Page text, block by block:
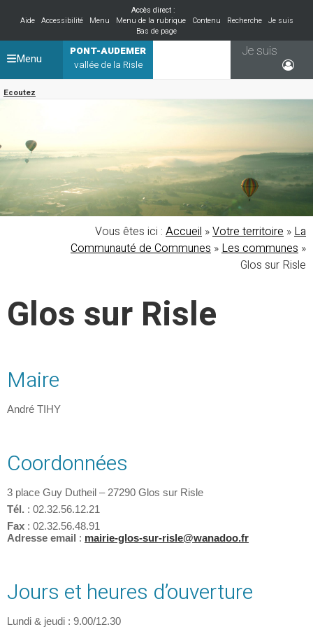
Accès direct :
Aide
Accessibilité Menu Menu de la rubrique Contenu Recherche
Je suis
Bas de page
PONT-AUDEMER
vallée de la Risle
Ecoutez
Je suis
Menu
Vous êtes ici : Accueil »Votre territoire »La
Communauté de Communes »Les communes »
Glos sur Risle
Glos sur Risle
Maire
André TIHY
Coordonnées
3 place Guy Dutheil – 27290 Glos sur Risle
Tél. : 02.32.56.12.21
Fax : 02.32.56.48.91
Adresse email : mairie-glos-sur-risle@wanadoo.fr
Jours et heures d’ouverture
Lundi & jeudi : 9.00/12.30